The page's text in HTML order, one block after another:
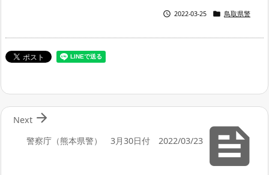
 2022-03-25  鳥取県警

警察庁（熊本県警） 3月30日付 2022/03/23

Next